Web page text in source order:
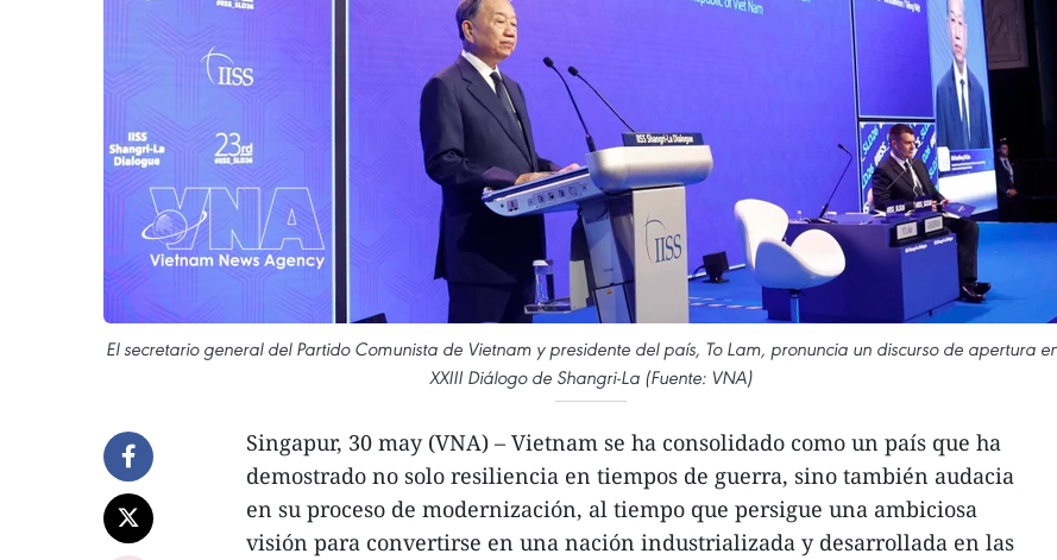
El secretario general del Partido Comunista de Vietnam y presidente del país, To Lam, pronuncia un discurso de apertura
XXIII Diálogo de Shangri-La (Fuente: VNA)
Singapur, 30 may (VNA) – Vietnam se ha consolidado como un país que ha
demostrado no solo resiliencia en tiempos de guerra, sino también audacia
en su proceso de modernización, al tiempo que persigue una ambiciosa
visión para convertirse en una nación industrializada y desarrollada en las